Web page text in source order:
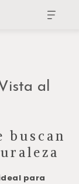
al
buscan
para